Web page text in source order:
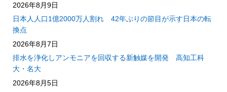
2026年8月9日
日本人人口1億2000万人割れ 42年ぶりの節目が示す日本の転
換点
2026年8月7日
排水を浄化しアンモニアを回収する新触媒を開発 高知工科
大・名大
2026年8月5日